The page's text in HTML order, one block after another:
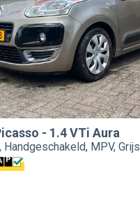
- 1.4 VTi Aura
MPV, Grijs